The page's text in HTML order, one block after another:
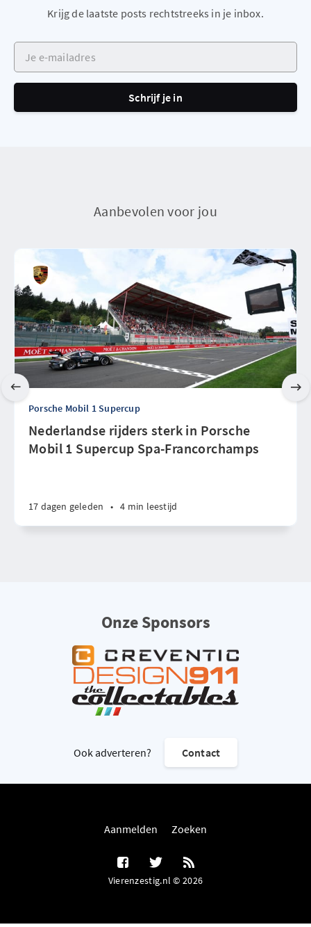
Krijg de laatste posts rechtstreeks in je inbox.
Je e-mailadres
Schrijf je in
Aanbevolen voor jou
Porsche Mobil 1 Supercup
Nederlandse rijders sterk in Porsche
Mobil 1 Supercup Spa-Francorchamps
17 dagen geleden • 4 min leestijd
Onze Sponsors
Ook adverteren? Contact
Aanmelden Zoeken
Vierenzestig.nl © 2026